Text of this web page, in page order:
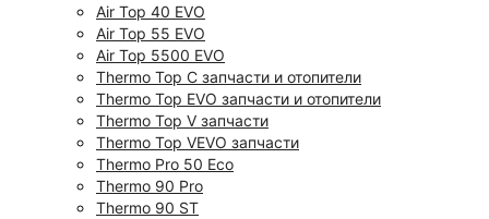
Air Top 40 EVO
Air Top 55 EVO
Air Top 5500 EVO
Thermo Top C запчасти и отопители
Thermo Top EVO запчасти и отопители
Thermo Top V запчасти
Thermo Top VEVO запчасти
Thermo Pro 50 Eco
Thermo 90 Pro
Thermo 90 ST